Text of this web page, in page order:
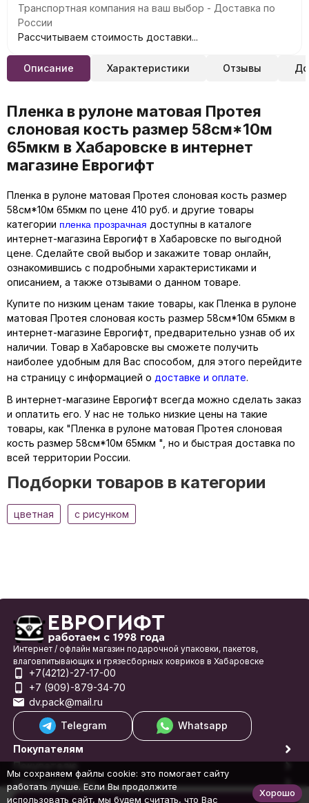
Транспортная компания на ваш выбор - Доставка по
России
Рассчитываем стоимость доставки...
Описание Характеристики Отзывы
Пленка в рулоне матовая Протея
слоновая кость размер 58см*10м
65мкм в Хабаровске в интернет
магазине Еврогифт
Пленка в рулоне матовая Протея слоновая кость размер
58см*10м 65мкм по цене 410 руб. и другие товары
категории пленка прозрачная доступны в каталоге
интернет-магазина Еврогифт в Хабаровске по выгодной
цене. Сделайте свой выбор и закажите товар онлайн,
ознакомившись с подробными характеристиками и
описанием, а также отзывами о данном товаре.
Купите по низким ценам такие товары, как Пленка в рулоне
матовая Протея слоновая кость размер 58см*10м 65мкм в
интернет-магазине Еврогифт, предварительно узнав об их
наличии. Товар в Хабаровске вы сможете получить
наиболее удобным для Вас способом, для этого перейдите
на страницу с информацией о доставке и оплате.
В интернет-магазине Еврогифт всегда можно сделать заказ
и оплатить его. У нас не только низкие цены на такие
товары, как "Пленка в рулоне матовая Протея слоновая
кость размер 58см*10м 65мкм ", но и быстрая доставка по
всей территории России.
Подборки товаров в категории
цветная с рисунком
Интернет / офлайн магазин подарочной упаковки, пакетов,
влаговпитывающих и грязесборных ковриков в Хабаровске
+7(4212)-27-17-00
+7 (909)-879-34-70
dv.pack@mail.ru
Telegram
Whatsapp
Покупателям
Покупателю
Обратная связь
© 1998-2026 Еврогифт
Мы сохраняем файлы cookie: это помогает сайту
работать лучше. Если Вы продолжите
использовать сайт, мы будем считать, что Вас
Хорошо